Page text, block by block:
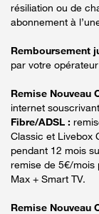
résiliation ou de
abonnement à
Remboursement
par votre
Remise Nouveau
internet
Fibre/ADSL :
Classic et Livebox
pendant 12 mois
remise de 5€/mois
Max + Smart TV.
Remise Nouveau